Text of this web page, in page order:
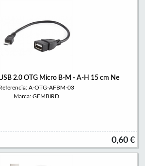
2.0 OTG Micro B-M - A-H 15 cm Ne
A-OTG-AFBM-03
Marca: GEMBIRD
0,60 €